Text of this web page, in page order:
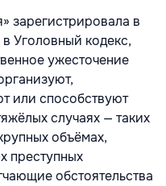
зарегистрировала в
Уголовный кодекс,
ужесточение
или способствуют
случаях — таких
объёмах,
преступных
обстоятельства